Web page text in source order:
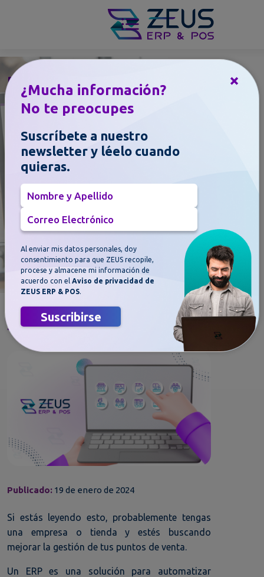
Blog
Entérate de todas
noticias y
novedades
sobre el mundo
ERP & POS
¿Qué son los sistemas ERP y por qué
son un beneficio para tu negocio?
Publicado: 19 de enero de 2024
Si estás leyendo esto, probablemente tengas
una empresa o tienda y estés buscando
mejorar la gestión de tus puntos de venta.
Un ERP es una solución para automatizar
¿Mucha información?
No te preocupes
×
Suscríbete a nuestro
newsletter y léelo cuando
quieras.
Nombre y Apellido
Correo Electrónico
Al enviar mis datos personales, doy
consentimiento para que ZEUS recopile,
procese y almacene mi información de
acuerdo con el Aviso de privacidad de
ZEUS ERP & POS.
Suscribirse